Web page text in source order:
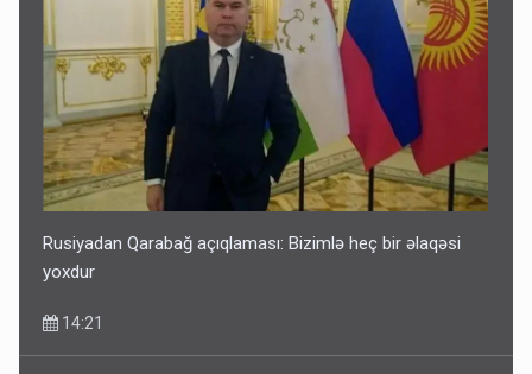
Rusiyadan Qarabağ açıqlaması: Bizimlə heç bir əlaqəsi
yoxdur
14:21